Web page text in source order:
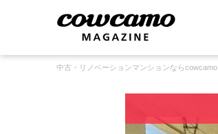
中古・リノベーションマンションならcowcamo